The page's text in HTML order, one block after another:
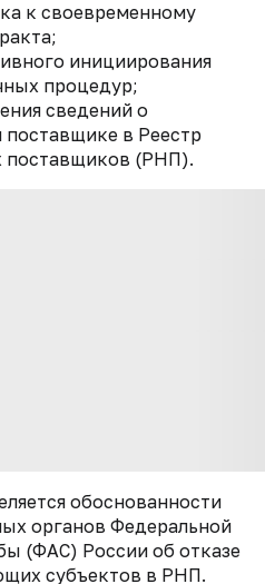
к своевременному
инициирования
процедур;
сведений о
в Реестр
поставщиков (РНП).
обоснованности
органов Федеральной
(ФАС) России об отказе
субъектов в РНП.